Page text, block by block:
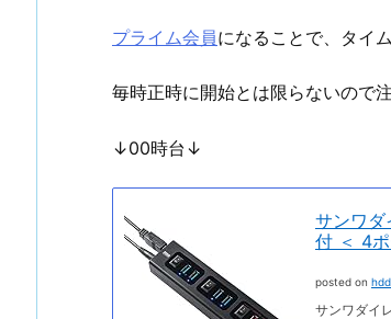
プライム会員になることで、タイ
毎時正時に開始とは限らないので
↓00時台↓
サンワダ
付 ＜ 4
posted on
サンワダイ